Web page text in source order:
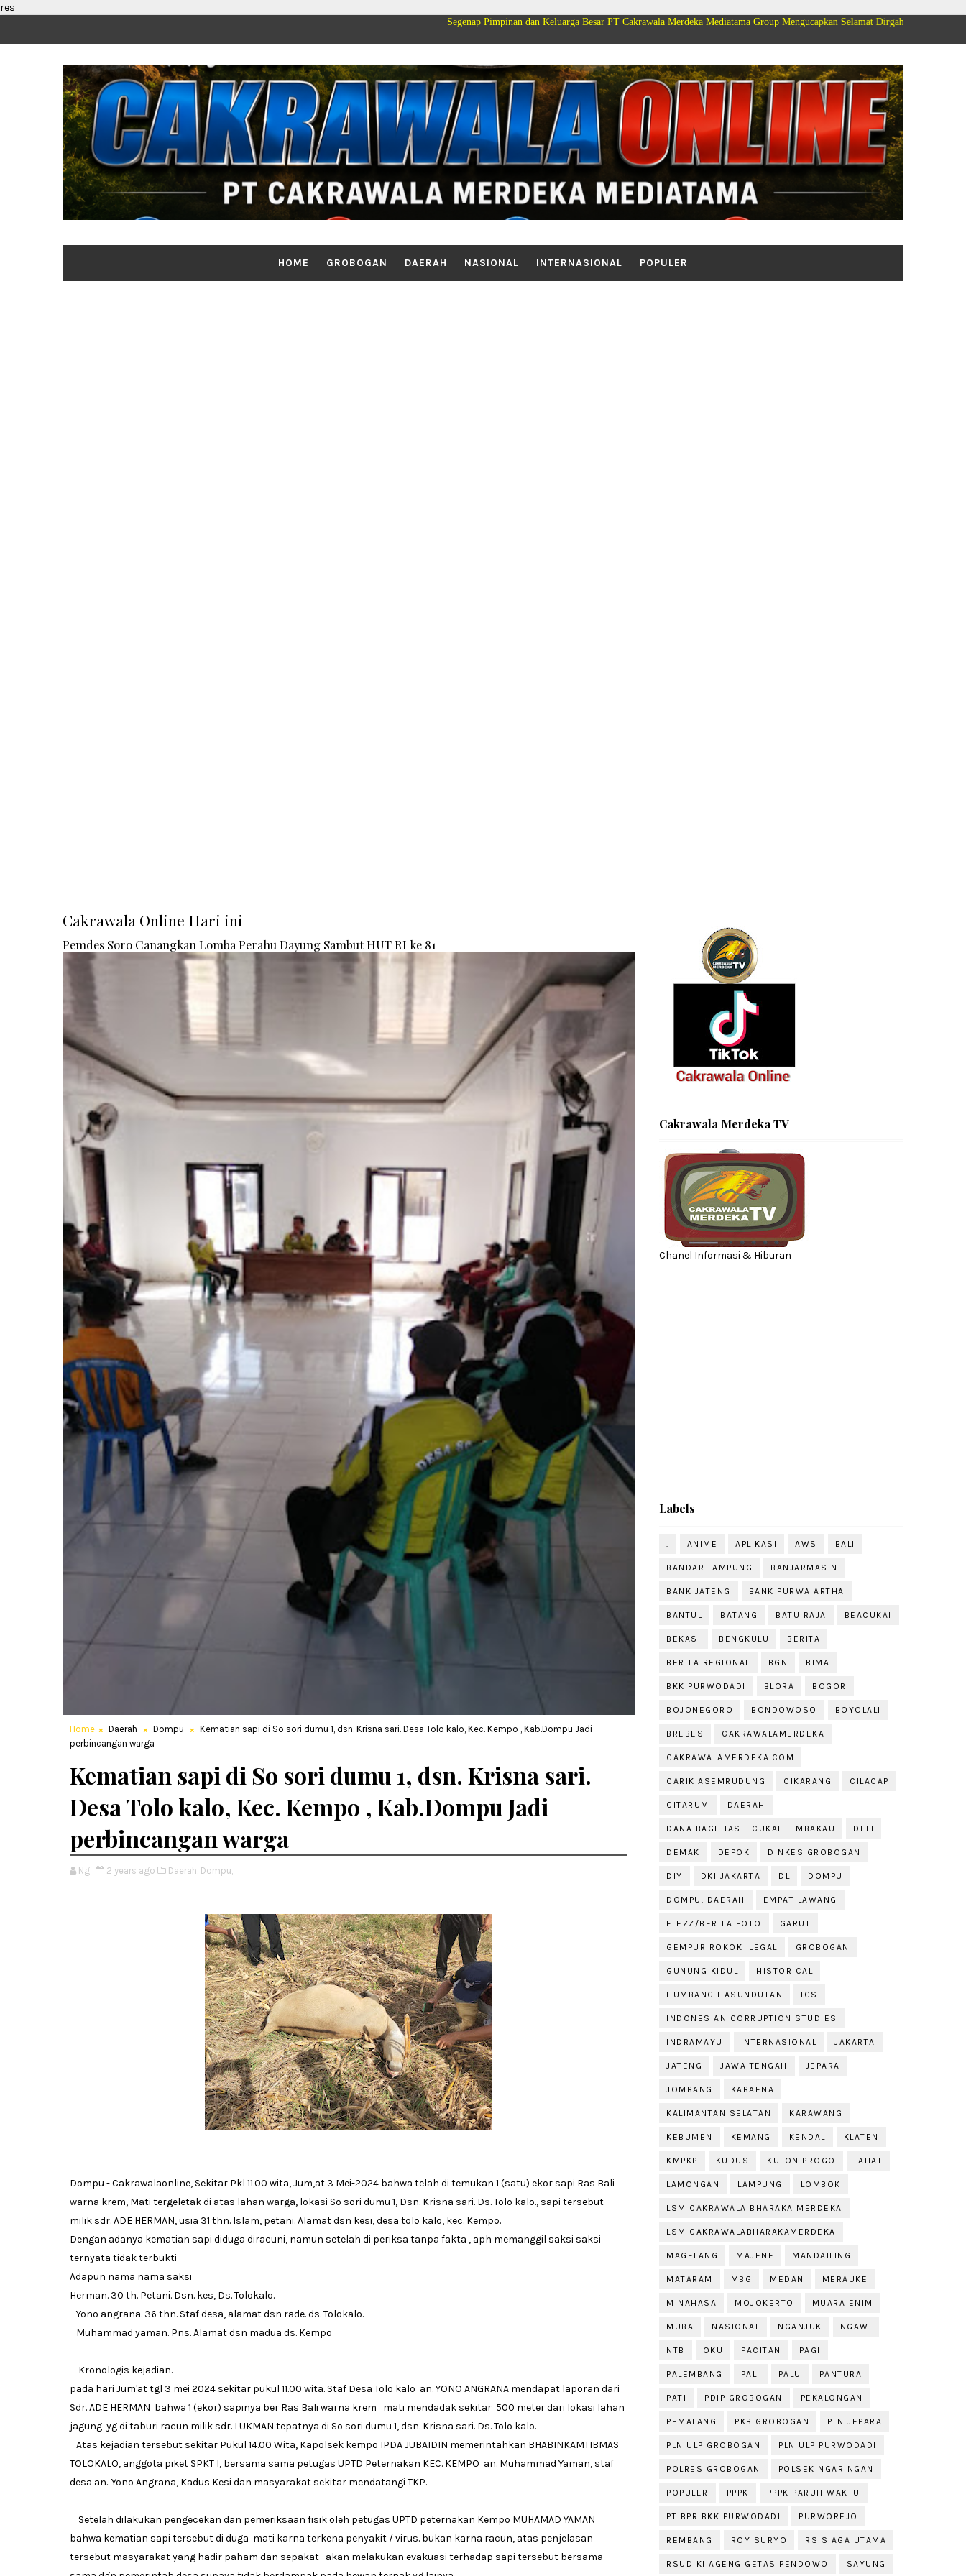
res
Segenap Pimpinan dan Keluarga Besar PT Cakrawala Merdeka Mediatama Group Mengucapkan Selamat Dirgahayu Kemerdekaan Republik
HOME GROBOGAN DAERAH NASIONAL INTERNASIONAL POPULER
Cakrawala Online Hari ini
Pemdes Soro Canangkan Lomba Perahu Dayung Sambut HUT RI ke 81
Home Daerah Dompu
Kematian sapi di So sori dumu 1, dsn. Krisna sari. Desa Tolo kalo, Kec. Kempo , Kab.Dompu Jadi
perbincangan warga
Kematian sapi di So sori dumu 1, dsn. Krisna sari.
Desa Tolo kalo, Kec. Kempo , Kab.Dompu Jadi
perbincangan warga
Ng 2 years ago Daerah, Dompu,
Dompu - Cakrawalaonline, Sekitar Pkl 11.00 wita, Jum,at 3 Mei-2024 bahwa telah di temukan 1 (satu) ekor sapi Ras Bali
warna krem, Mati tergeletak di atas lahan warga, lokasi So sori dumu 1, Dsn. Krisna sari. Ds. Tolo kalo., sapi tersebut
milik sdr. ADE HERMAN, usia 31 thn. Islam, petani. Alamat dsn kesi, desa tolo kalo, kec. Kempo.
Dengan adanya kematian sapi diduga diracuni, namun setelah di periksa tanpa fakta , aph memanggil saksi saksi
ternyata tidak terbukti
Adapun nama nama saksi
Herman. 30 th. Petani. Dsn. kes, Ds. Tolokalo.
Yono angrana. 36 thn. Staf desa, alamat dsn rade. ds. Tolokalo.
Muhammad yaman. Pns. Alamat dsn madua ds. Kempo
Kronologis kejadian.
pada hari Jum'at tgl 3 mei 2024 sekitar pukul 11.00 wita. Staf Desa Tolo kalo an. YONO ANGRANA mendapat laporan dari
Sdr. ADE HERMAN bahwa 1 (ekor) sapinya ber Ras Bali warna krem mati mendadak sekitar 500 meter dari lokasi lahan
jagung yg di taburi racun milik sdr. LUKMAN tepatnya di So sori dumu 1, dsn. Krisna sari. Ds. Tolo kalo.
Atas kejadian tersebut sekitar Pukul 14.00 Wita, Kapolsek kempo IPDA JUBAIDIN memerintahkan BHABINKAMTIBMAS
TOLOKALO, anggota piket SPKT I, bersama sama petugas UPTD Peternakan KEC. KEMPO an. Muhammad Yaman, staf
desa an.. Yono Angrana, Kadus Kesi dan masyarakat sekitar mendatangi TKP.
Setelah dilakukan pengecekan dan pemeriksaan fisik oleh petugas UPTD peternakan Kempo MUHAMAD YAMAN
bahwa kematian sapi tersebut di duga mati karna terkena penyakit / virus. bukan karna racun, atas penjelasan
tersebut masyarakat yang hadir paham dan sepakat akan melakukan evakuasi terhadap sapi tersebut bersama
Cakrawala Merdeka TV
Chanel Informasi & Hiburan
Labels
. ANIME APLIKASI AWS BALI
BANDAR LAMPUNG BANJARMASIN
BANK JATENG BANK PURWA ARTHA
BANTUL BATANG BATU RAJA BEACUKAI
BEKASI BENGKULU BERITA
BERITA REGIONAL BGN BIMA
BKK PURWODADI BLORA BOGOR
BOJONEGORO BONDOWOSO BOYOLALI
BREBES CAKRAWALAMERDEKA
CAKRAWALAMERDEKA.COM
CARIK ASEMRUDUNG CIKARANG CILACAP
CITARUM DAERAH
DANA BAGI HASIL CUKAI TEMBAKAU DELI
DEMAK DEPOK DINKES GROBOGAN
DIY DKI JAKARTA DL DOMPU
DOMPU. DAERAH EMPAT LAWANG
FLEZZ/BERITA FOTO GARUT
GEMPUR ROKOK ILEGAL GROBOGAN
GUNUNG KIDUL HISTORICAL
HUMBANG HASUNDUTAN ICS
INDONESIAN CORRUPTION STUDIES
INDRAMAYU INTERNASIONAL JAKARTA
JATENG JAWA TENGAH JEPARA
JOMBANG KABAENA
KALIMANTAN SELATAN KARAWANG
KEBUMEN KEMANG KENDAL KLATEN
KMPKP KUDUS KULON PROGO LAHAT
LAMONGAN LAMPUNG LOMBOK
LSM CAKRAWALA BHARAKA MERDEKA
LSM CAKRAWALABHARAKAMERDEKA
MAGELANG MAJENE MANDAILING
MATARAM MBG MEDAN MERAUKE
MINAHASA MOJOKERTO MUARA ENIM
MUBA NASIONAL NGANJUK NGAWI
NTB OKU PACITAN PAGI
PALEMBANG PALI PALU PANTURA
PATI PDIP GROBOGAN PEKALONGAN
PEMALANG PKB GROBOGAN PLN JEPARA
PLN ULP GROBOGAN PLN ULP PURWODADI
POLRES GROBOGAN POLSEK NGARINGAN
POPULER PPPK PPPK PARUH WAKTU
PT BPR BKK PURWODADI PURWOREJO
REMBANG ROY SURYO RS SIAGA UTAMA
RSUD KI AGENG GETAS PENDOWO SAYUNG